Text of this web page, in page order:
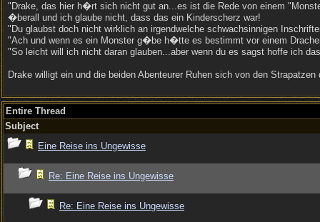
"Drake, das hier h�rt sich nicht gut an...es ist die Rede von einem
�berall und ich glaube nicht, dass das ein Kinderscherz war!
"Du glaubst doch nicht wirklich an irgendwelche schwachsinnigen
"Ach und wenn es ein Monster g�be h�tte es bestimmt vor einem
"So leicht will ich nicht daran glauben...aber wenn du es sagst hoffe ich
Drake willigt ein und die beiden Abenteurer Ruhen sich von den
Entire Thread
Subject
Eine Reise ins Ungewisse
Re: Eine Reise ins Ungewisse
Re: Eine Reise ins Ungewisse